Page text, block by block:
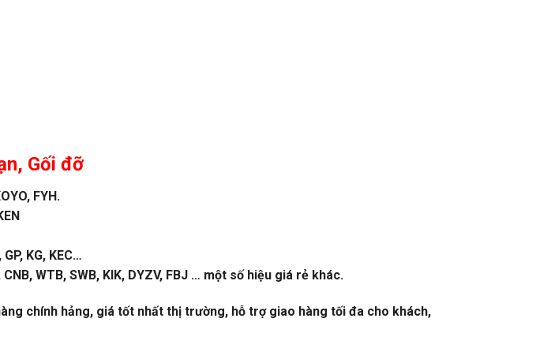
, Gối đỡ
FYH.
KG, KEC…
WTB, SWB, KIK, DYZV, FBJ … một số hiệu giá rẻ khác.
chính hảng, giá tốt nhất thị trường, hỗ trợ giao hàng tối đa cho khách,